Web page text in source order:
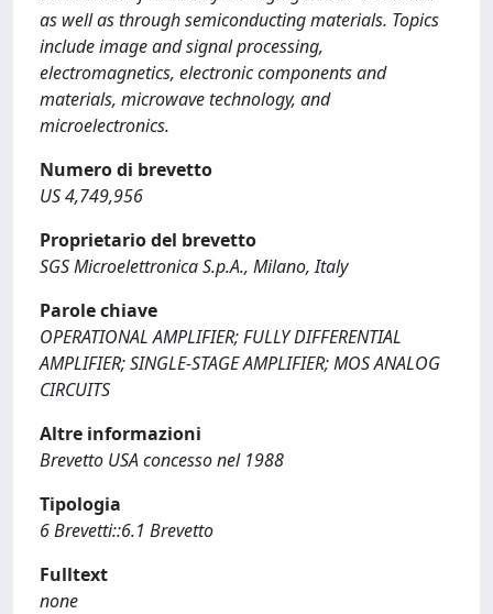
as well as through semiconducting materials. Topics
include image and signal processing,
electromagnetics, electronic components and
materials, microwave technology, and
microelectronics.
Numero di brevetto
US 4,749,956
Proprietario del brevetto
SGS Microelettronica S.p.A., Milano, Italy
Parole chiave
OPERATIONAL AMPLIFIER; FULLY DIFFERENTIAL
AMPLIFIER; SINGLE-STAGE AMPLIFIER; MOS ANALOG
CIRCUITS
Altre informazioni
Brevetto USA concesso nel 1988
Tipologia
6 Brevetti::6.1 Brevetto
Fulltext
none